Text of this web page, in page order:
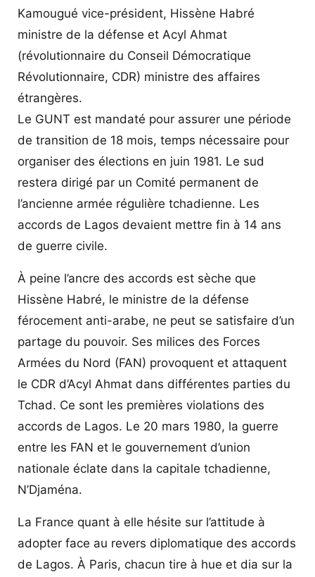
Kamougué vice-président, Hissène Habré
ministre de la défense et Acyl Ahmat
(révolutionnaire du Conseil Démocratique
Révolutionnaire, CDR) ministre des affaires
étrangères.
Le GUNT est mandaté pour assurer une période
de transition de 18 mois, temps nécessaire pour
organiser des élections en juin 1981. Le sud
restera dirigé par un Comité permanent de
l’ancienne armée régulière tchadienne. Les
accords de Lagos devaient mettre fin à 14 ans
de guerre civile.
À peine l’ancre des accords est sèche que
Hissène Habré, le ministre de la défense
férocement anti-arabe, ne peut se satisfaire d’un
partage du pouvoir. Ses milices des Forces
Armées du Nord (FAN) provoquent et attaquent
le CDR d’Acyl Ahmat dans différentes parties du
Tchad. Ce sont les premières violations des
accords de Lagos. Le 20 mars 1980, la guerre
entre les FAN et le gouvernement d’union
nationale éclate dans la capitale tchadienne,
N’Djaména.
La France quant à elle hésite sur l’attitude à
adopter face au revers diplomatique des accords
de Lagos. À Paris, chacun tire à hue et dia sur la